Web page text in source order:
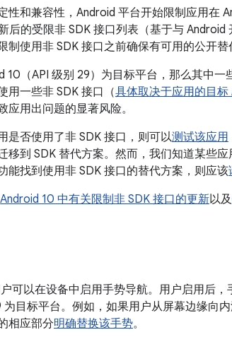
性和兼容性，Android 平台开始限制应用在
后的受限非 SDK 接口列表（基于与
制使用非 SDK 接口之前确保有可用的公开替
10（API 级别 29）为目标平台，那么其中
用一些非 SDK 接口（具体取决于应用的目标
用出问题的显著风险。
是否使用了非 SDK 接口，则可以测试该应用
移到 SDK 替代方案。然而，我们知道某些
能找到使用非 SDK 接口的替代方案，则应该
Android 10 中有关限制非 SDK 接口的更新以及
可以在设备中启用手势导航。用户启用后
为目标平台。例如，如果用户从屏幕边缘向
相应部分明确替换该手势。